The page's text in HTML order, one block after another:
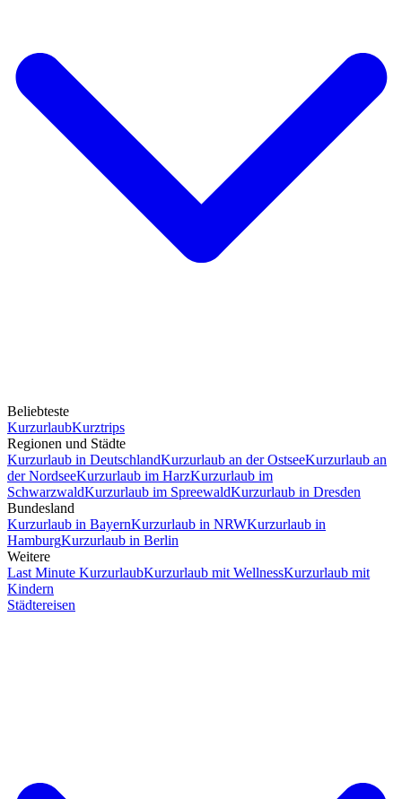
Beliebteste
KurzurlaubKurztrips
Regionen und Städte
Kurzurlaub in DeutschlandKurzurlaub an der OstseeKurzurlaub an
der NordseeKurzurlaub im HarzKurzurlaub im
SchwarzwaldKurzurlaub im SpreewaldKurzurlaub in Dresden
Bundesland
Kurzurlaub in BayernKurzurlaub in NRWKurzurlaub in
HamburgKurzurlaub in Berlin
Weitere
Last Minute KurzurlaubKurzurlaub mit WellnessKurzurlaub mit
Kindern
Städtereisen